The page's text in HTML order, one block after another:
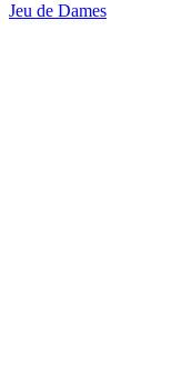
Jeu de Dames